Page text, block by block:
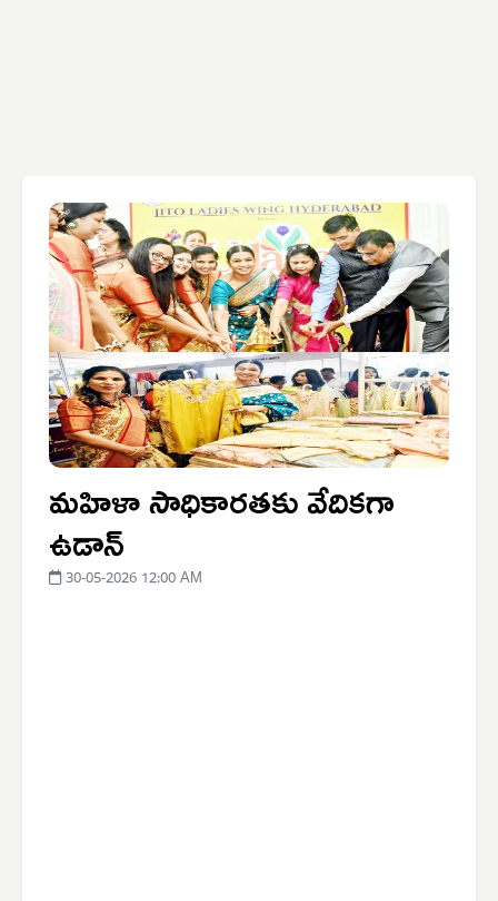
మహిళా సాధికారతకు వేదికగా
ఉడాన్
30-05-2026 12:00 AM